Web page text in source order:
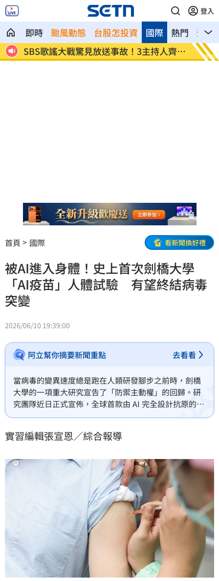
登入
即時 颱風動態 台股怎投資 熱門 影音
國際
危
SBS歌謠大戰驚見放送事故！3主持人齊卡
住
清大
了
首頁 國際 看新聞換好禮
被AI進入身體！史上首次劍橋大學
「AI疫苗」人體試驗 有望終結病毒
突變
2026/06/10 19:39:00
阿立幫你摘要新聞重點 去看看
當病毒的變異速度總是跑在人類研發腳步之前時，劍橋
大學的一項重大研究宣告了「防禦主動權」的回歸。研
究團隊近日正式宣佈，全球首款由 AI 完全設計抗原的疫
苗已正式進入人體試驗階段。這不僅是人類醫療史上首
次大流行」的終極核武。
實習編輯張宣恩／綜合報導